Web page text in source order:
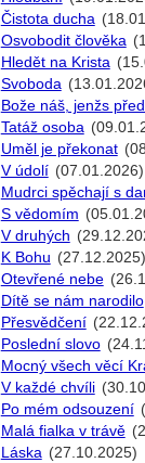
Čistota ducha
Osvobodit člověka
Hledět na Krista
Svoboda
Bože náš, jenžs
Tatáž osoba
Uměl je překonat
V údolí (07.01.2026)
Mudrci spěchají s
S vědomím
V druhých
K Bohu (27.12.2025)
Otevřené nebe
Dítě se nám narodilo
Přesvědčení
Poslední slovo
Mocný všech věcí
V každé chvíli
Po mém odsouzení
Malá fialka v trávě
Láska (27.10.2025)